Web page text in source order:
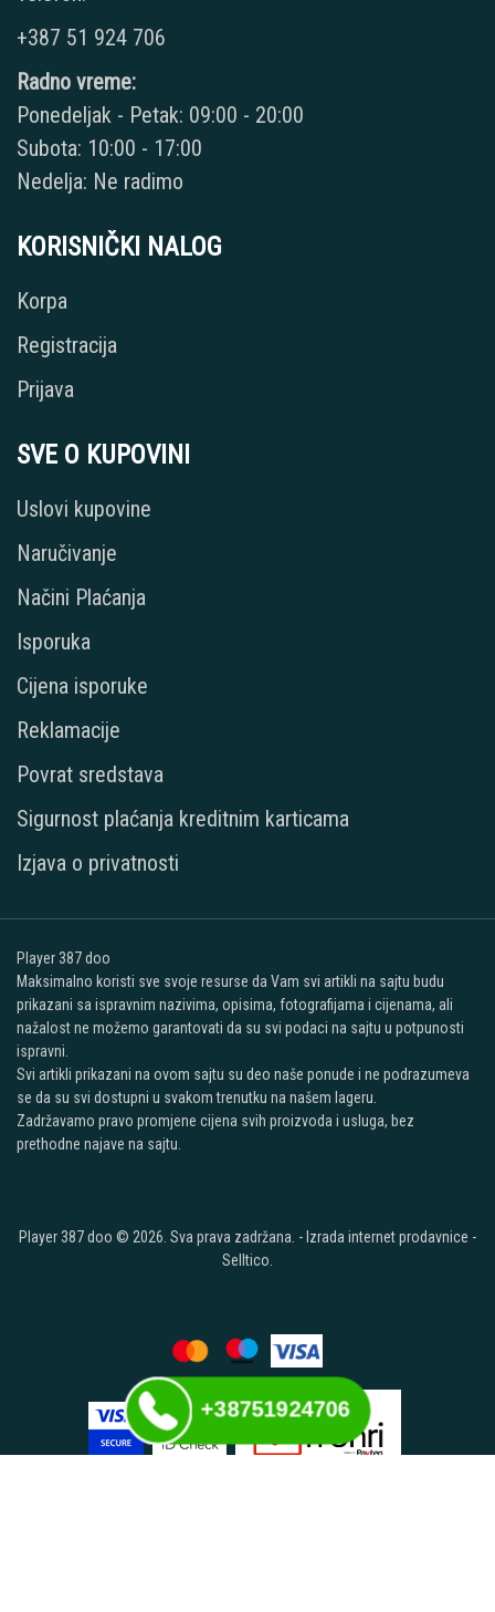
+387 51 924 706
Radno vreme:
Ponedeljak - Petak: 09:00 - 20:00
Subota: 10:00 - 17:00
Nedelja: Ne radimo
KORISNIČKI NALOG
Korpa
Registracija
Prijava
SVE O KUPOVINI
Uslovi kupovine
Naručivanje
Načini Plaćanja
Isporuka
Cijena isporuke
Reklamacije
Povrat sredstava
Sigurnost plaćanja kreditnim karticama
Izjava o privatnosti
Player 387 doo
Maksimalno koristi sve svoje resurse da Vam svi artikli na sajtu budu
prikazani sa ispravnim nazivima, opisima, fotografijama i cijenama, ali
nažalost ne možemo garantovati da su svi podaci na sajtu u potpunosti
ispravni.
Svi artikli prikazani na ovom sajtu su deo naše ponude i ne podrazumeva
se da su svi dostupni u svakom trenutku na našem lageru.
Zadržavamo pravo promjene cijena svih proizvoda i usluga, bez
prethodne najave na sajtu.
Player 387 doo © 2026. Sva prava zadržana. - Izrada internet prodavnice -
Selltico.
+38751924706